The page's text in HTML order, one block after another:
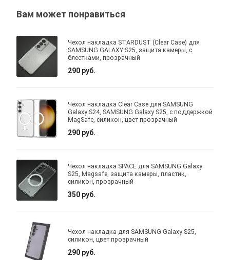
Вам может понравиться
Чехол накладка STARDUST (Clear Case) для
SAMSUNG GALAXY S25, защита камеры, с
блестками, прозрачный
290 руб.
Чехол накладка Clear Case для SAMSUNG
Galaxy S24, SAMSUNG Galaxy S25, с поддержкой
MagSafe, силикон, цвет прозрачный
290 руб.
Чехол накладка SPACE для SAMSUNG Galaxy
S25, Magsafe, защита камеры, пластик,
силикон, прозрачный
350 руб.
Чехол накладка для SAMSUNG Galaxy S25,
силикон, цвет прозрачный
290 руб.